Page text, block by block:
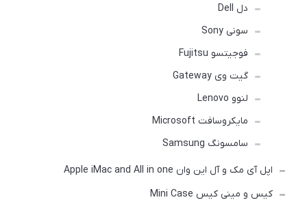
دل Dell
سونی Sony
فوجیتسو Fujitsu
گیت وی Gateway
لنوو Lenovo
مایکروسافت Microsoft
سامسونگ Samsung
اپل آی مک و آل این وان Apple iMac and All in one
کیس و مینی کیس Mini Case